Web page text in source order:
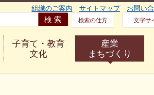
組織のご案内 サイトマップ お問い
検索の仕方 文字サ
子育て・教育
文化
産業
まちづくり